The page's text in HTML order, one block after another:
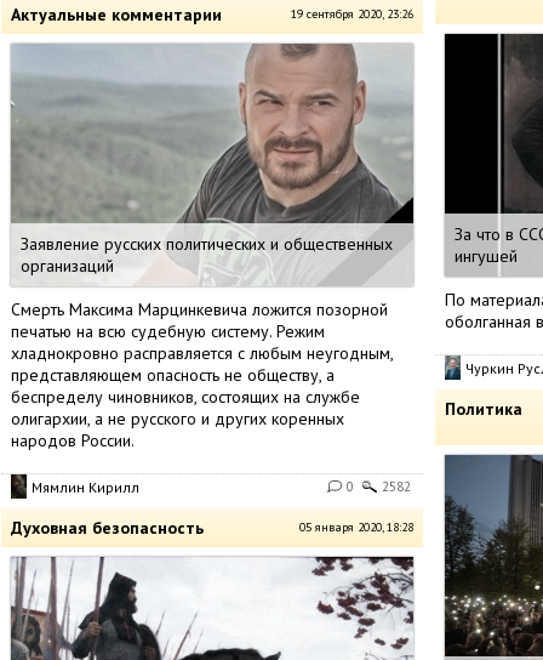
Актуальные комментарии 19 сентября 2020, 23:26
Заявление русских политических и общественных
организаций
Смерть Максима Марцинкевича ложится позорной
печатью на всю судебную систему. Режим
хладнокровно расправляется с любым неугодным,
представляющем опасность не обществу, а
беспределу чиновников, состоящих на службе
олигархии, а не русского и других коренных
народов России.
Мямлин Кирилл 0 2582
Духовная безопасность 05 января 2020, 18:28
За что в
ингушей
По
оболганная
Чуркин
Политика